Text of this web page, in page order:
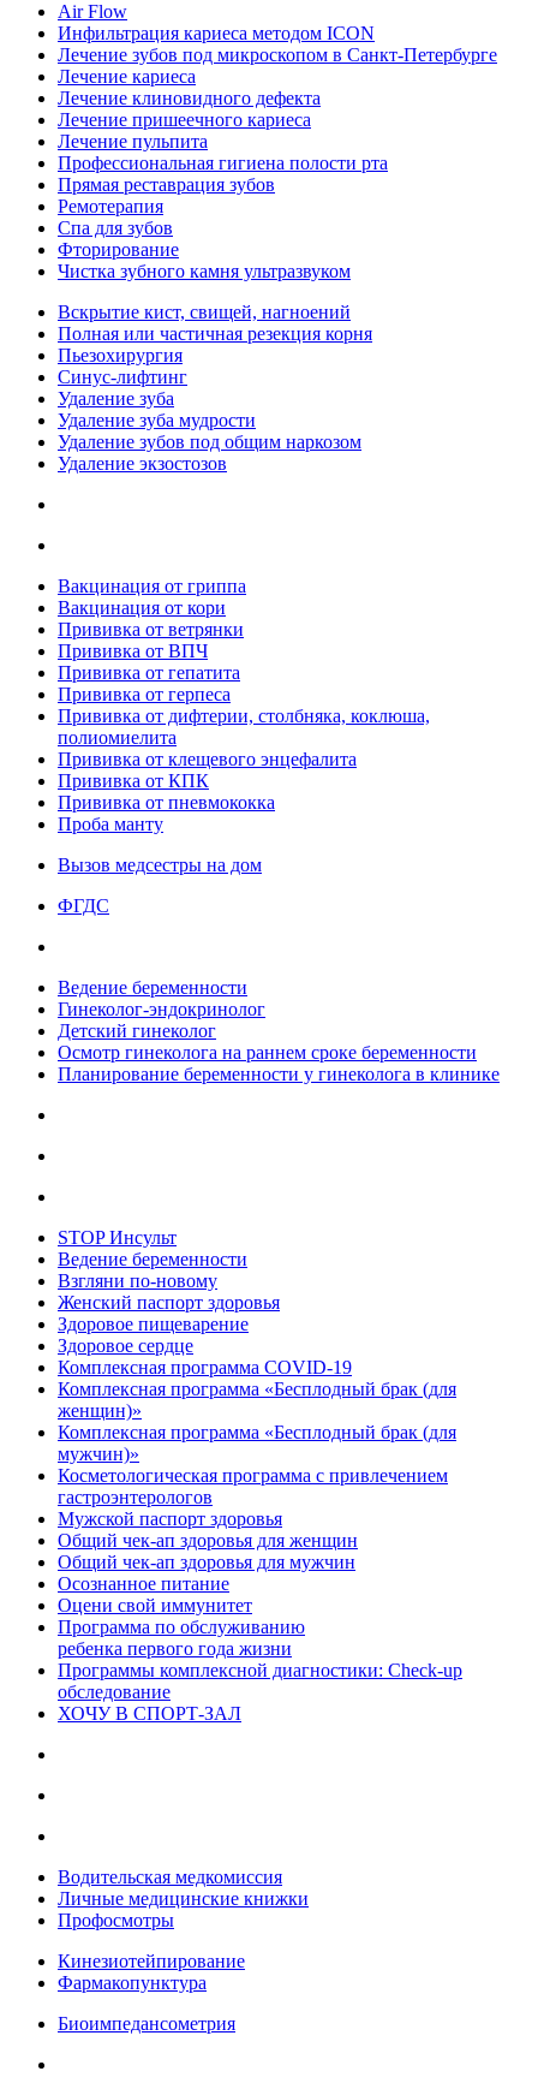
Air Flow
Инфильтрация кариеса методом ICON
Лечение зубов под микроскопом в Санкт-Петербурге
Лечение кариеса
Лечение клиновидного дефекта
Лечение пришеечного кариеса
Лечение пульпита
Профессиональная гигиена полости рта
Прямая реставрация зубов
Ремотерапия
Спа для зубов
Фторирование
Чистка зубного камня ультразвуком
Вскрытие кист, свищей, нагноений
Полная или частичная резекция корня
Пьезохирургия
Синус-лифтинг
Удаление зуба
Удаление зуба мудрости
Удаление зубов под общим наркозом
Удаление экзостозов
Вакцинация от гриппа
Вакцинация от кори
Прививка от ветрянки
Прививка от ВПЧ
Прививка от гепатита
Прививка от герпеса
Прививка от дифтерии, столбняка, коклюша,
полиомиелита
Прививка от клещевого энцефалита
Прививка от КПК
Прививка от пневмококка
Проба манту
Вызов медсестры на дом
ФГДС
Ведение беременности
Гинеколог-эндокринолог
Детский гинеколог
Осмотр гинеколога на раннем сроке беременности
Планирование беременности у гинеколога в клинике
STOP Инсульт
Ведение беременности
Взгляни по-новому
Женский паспорт здоровья
Здоровое пищеварение
Здоровое сердце
Комплексная программа COVID-19
Комплексная программа «Бесплодный брак (для
женщин)»
Комплексная программа «Бесплодный брак (для
мужчин)»
Косметологическая программа с привлечением
гастроэнтерологов
Мужской паспорт здоровья
Общий чек-ап здоровья для женщин
Общий чек-ап здоровья для мужчин
Осознанное питание
Оцени свой иммунитет
Программа по обслуживанию
ребенка первого года жизни
Программы комплексной диагностики: Check-up
обследование
ХОЧУ В CПОРТ-ЗАЛ
Водительская медкомиссия
Личные медицинские книжки
Профосмотры
Кинезиотейпирование
Фармакопунктура
Биоимпедансометрия